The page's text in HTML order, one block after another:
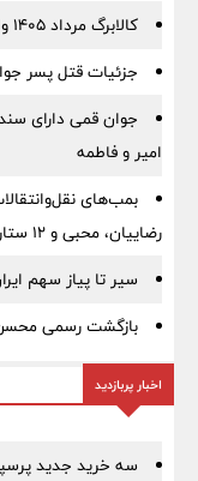
کالابرگ مرداد ۱۴۰۵ واریز شد + جدول زمان و مبلغ کالابرگ
جزئیات قتل پسر
جوان قمی دارای
امیر و فاطمه
بمب‌های
رضاییان، محبی و ۱۲ ستاره لو رفت
سیر تا پیاز سهم
بازگشت رسمی
اخبار پربازدید
سه خرید جدید